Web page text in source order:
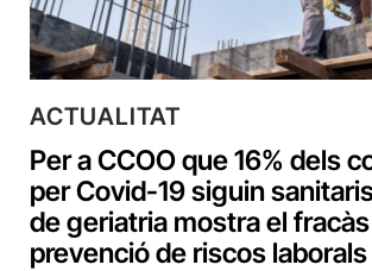
ACTUALITAT
Per a CCOO que 16% dels
per Covid-19 siguin
de geriatria mostra el
prevenció de riscos laborals